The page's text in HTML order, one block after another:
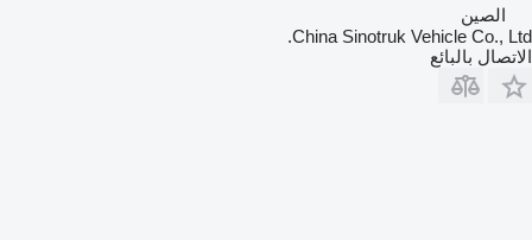
الصين
China Sinotruk Vehicle Co., Ltd.
الاتصال بالبائع